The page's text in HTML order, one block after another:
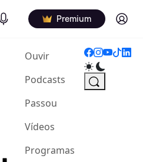
Podcasts Premium Log in
Ouvir(current)
Podcasts
Passou
Vídeos
Programas